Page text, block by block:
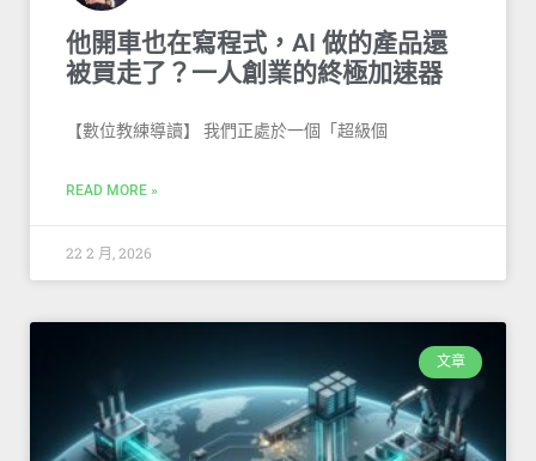
他開車也在寫程式，AI 做的產品還
被買走了？一人創業的終極加速器
【數位教練導讀】 我們正處於一個「超級個
READ MORE »
22 2 月, 2026
文章